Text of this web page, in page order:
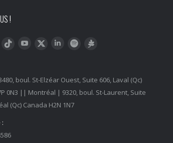
!
sur :
Tiktok YouTubeTwitter LinkedInSpotify
boul. St-Elzéar Ouest, Suite 606, Laval (Qc)
0N3 || Montréal | 9320, boul. St-Laurent, Suite
(Qc) Canada H2N 1N7